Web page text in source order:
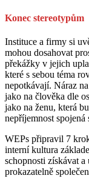
Konec stereotypům
Instituce a firmy si
mohou dosahovat
překážky v jejich
které s sebou téma
nepotkávají. Náraz
jako na člověka dle
jako na ženu, která
nepříjemnost
WEPs připravil 7
interní kultura
schopnosti získávat
prokazatelně